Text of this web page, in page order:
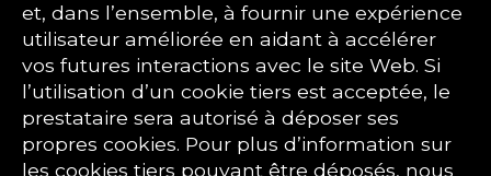
et, dans l’ensemble, à fournir une expérience
utilisateur améliorée en aidant à accélérer
vos futures interactions avec le site Web. Si
l’utilisation d’un cookie tiers est acceptée, le
prestataire sera autorisé à déposer ses
propres cookies. Pour plus d’information sur
les cookies tiers pouvant être déposés, nous